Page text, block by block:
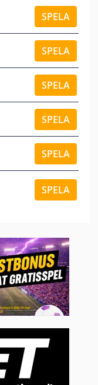
SPELA
SPELA
SPELA
SPELA
SPELA
SPELA